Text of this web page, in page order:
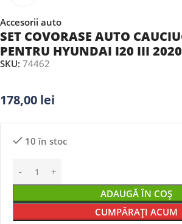
Accesorii auto
SET COVORASE AUTO
PENTRU HYUNDAI I20 III
SKU: 74462
178,00 lei
10 în stoc
ADAUGĂ ÎN COȘ
CUMPĂRAȚI ACUM